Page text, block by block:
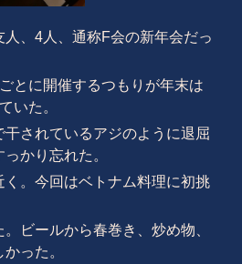
、4人、通称F会の新年会だっ
とに開催するつもりが年末は
いた。
されているアジのように退屈
かり忘れた。
。今回はベトナム料理に初挑
ビールから春巻き、炒め物、
った。